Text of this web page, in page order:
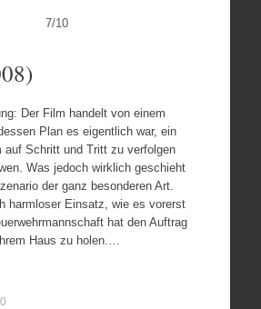
7/10
Der Film handelt von einem
Plan es eigentlich war, ein
auf Schritt und Tritt zu verfolgen
Was jedoch wirklich geschieht
der ganz besonderen Art.
harmloser Einsatz, wie es vorerst
hat den Auftrag
Haus zu holen.…